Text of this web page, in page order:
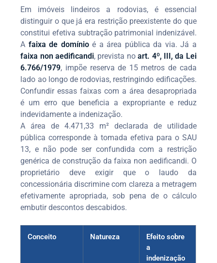
Em imóveis lindeiros a rodovias, é essencial
distinguir o que já era restrição preexistente do que
constitui efetiva subtração patrimonial indenizável.
A faixa de domínioé a área pública da via. Já a
faixa non aedificandi, prevista noart. 4º, III, da Lei
6.766/1979, impõe reserva de 15 metros de cada
lado ao longo de rodovias, restringindo edificações.
Confundir essas faixas com a área desapropriada
é um erro que beneficia a expropriante e reduz
indevidamente a indenização.
A área de 4.471,33 m² declarada de utilidade
pública corresponde à tomada efetiva para o SAU
13, e não pode ser confundida com a restrição
genérica de construção da faixa non aedificandi. O
proprietário deve exigir que o laudo da
concessionária discrimine com clareza a metragem
efetivamente apropriada, sob pena de o cálculo
embutir descontos descabidos.
Conceito Natureza
Efeito sobre
a
indenização